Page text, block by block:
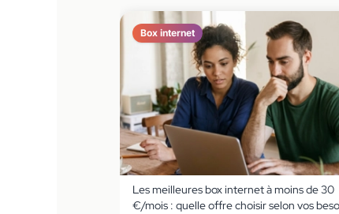
Box internet
Les meilleures box internet à moins de 30
€/mois : quelle offre choisir selon vos